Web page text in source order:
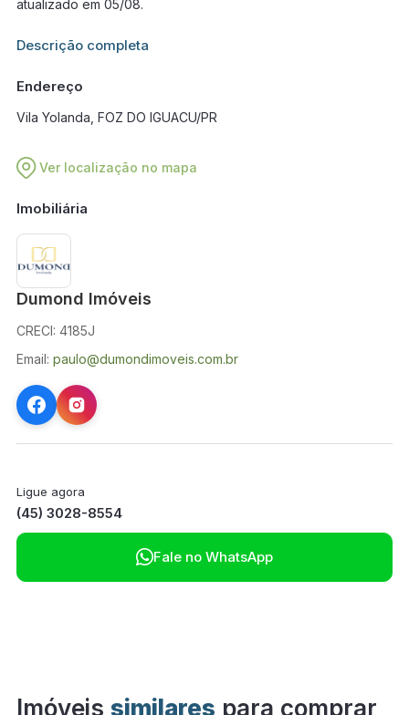
atualizado em 05/08.
Informações adicionais sobre este imóvel estarão disponíveis
Descrição completa
Endereço
Vila Yolanda, FOZ DO IGUACU/PR
Ver localização no mapa
Imobiliária
Dumond Imóveis
CRECI: 4185J
Email: paulo@dumondimoveis.com.br
Ligue agora
(45) 3028-8554
Fale no WhatsApp
Imóveis similares para comprar